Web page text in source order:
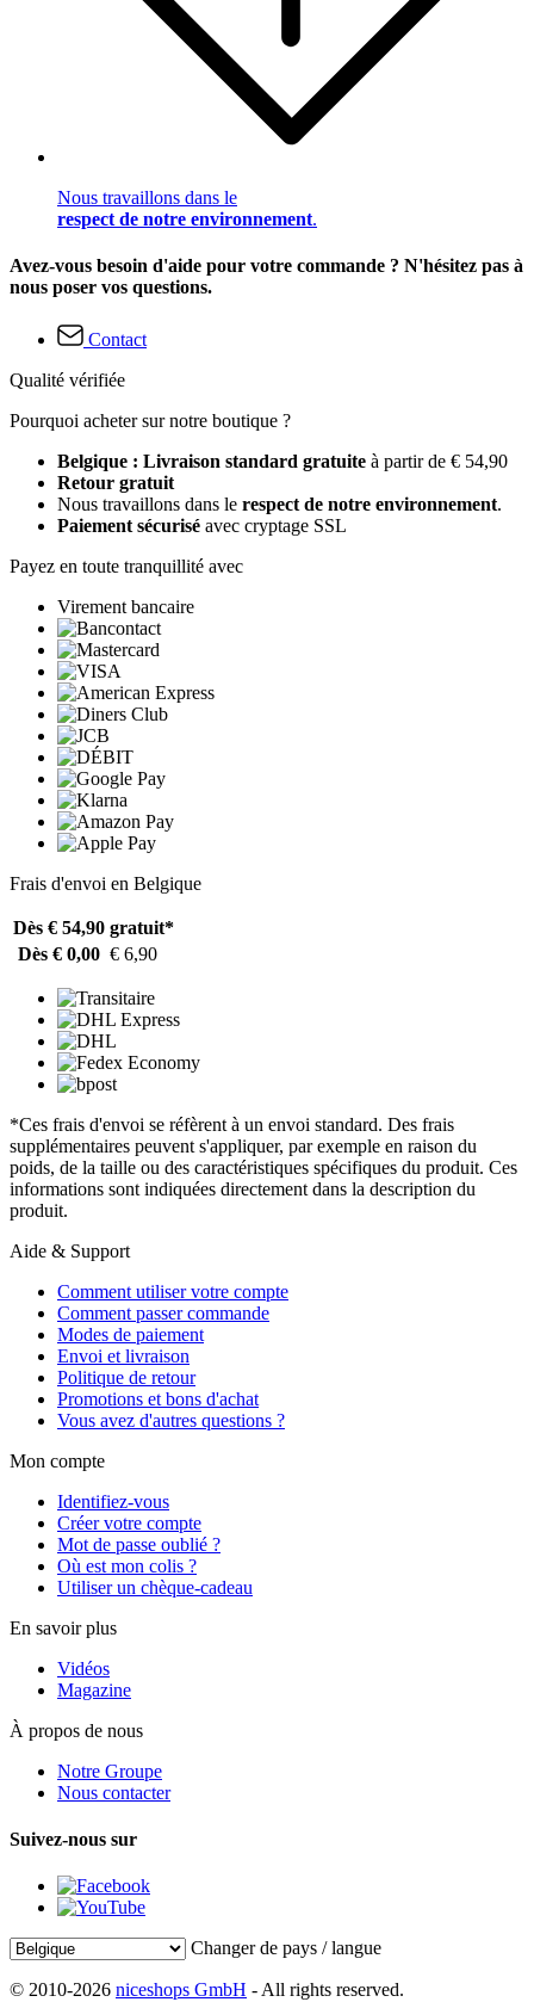
Nous travaillons dans le
respect de notre environnement.
Avez-vous besoin d'aide pour votre commande ? N'hésitez pas à
nous poser vos questions.
Contact
Qualité vérifiée
Pourquoi acheter sur notre boutique ?
Belgique : Livraison standard gratuite à partir de € 54,90
Retour gratuit
Nous travaillons dans le respect de notre environnement.
Paiement sécurisé avec cryptage SSL
Payez en toute tranquillité avec
Virement bancaire
Frais d'envoi en Belgique
Dès € 54,90 gratuit*
Dès € 0,00 € 6,90
*Ces frais d'envoi se réfèrent à un envoi standard. Des frais
supplémentaires peuvent s'appliquer, par exemple en raison du
poids, de la taille ou des caractéristiques spécifiques du produit. Ces
informations sont indiquées directement dans la description du
produit.
Aide & Support
Comment utiliser votre compte
Comment passer commande
Modes de paiement
Envoi et livraison
Politique de retour
Promotions et bons d'achat
Vous avez d'autres questions ?
Mon compte
Identifiez-vous
Créer votre compte
Mot de passe oublié ?
Où est mon colis ?
Utiliser un chèque-cadeau
En savoir plus
Vidéos
Magazine
À propos de nous
Notre Groupe
Nous contacter
Suivez-nous sur
Changer de pays / langue
© 2010-2026 niceshops GmbH - All rights reserved.